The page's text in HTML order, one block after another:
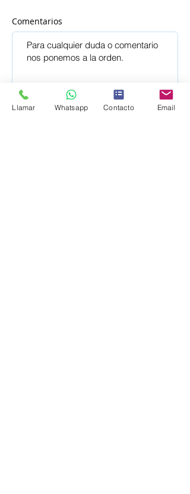
Comentarios
Llamar Whatsapp Contacto Email